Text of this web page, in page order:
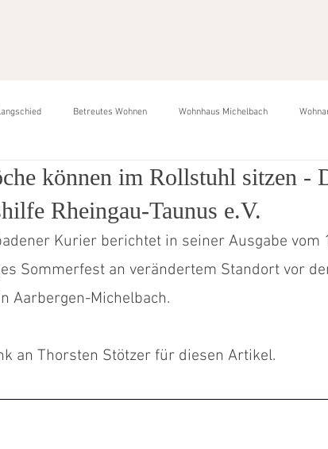
Betreutes Wohnen Wohnhaus Michelbach
Kita Gänsberg Sommerfest
können im Rollstuhl sitzen -
Rheingau-Taunus e.V.
Kurier berichtet in seiner Ausgabe
Sommerfest an verändertem Standort vor
Aarbergen-Michelbach.
an Thorsten Stötzer für diesen Artikel.